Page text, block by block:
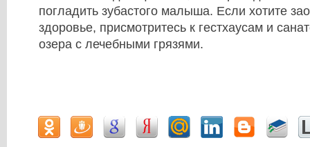
погладить зубастого малыша. Если хотите
здоровье, присмотритесь к гестхаусам и
озера с лечебными грязями.